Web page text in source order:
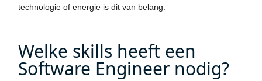
technologie of energie is dit van belang.
Welke skills heeft een
Software Engineer nodig?